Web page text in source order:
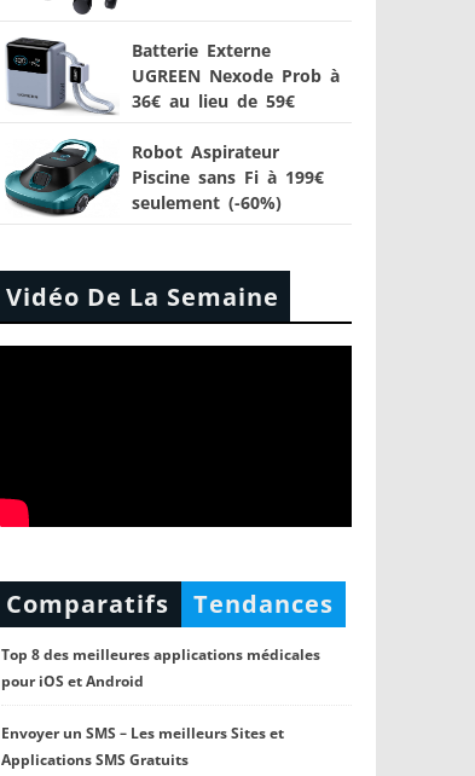
Batterie Externe
UGREEN Nexode Prob à
36€ au lieu de 59€
Robot Aspirateur
Piscine sans Fi à 199€
seulement (-60%)
Vidéo De La Semaine
Comparatifs Tendances
Top 8 des meilleures applications médicales
pour iOS et Android
Envoyer un SMS – Les meilleurs Sites et
Applications SMS Gratuits